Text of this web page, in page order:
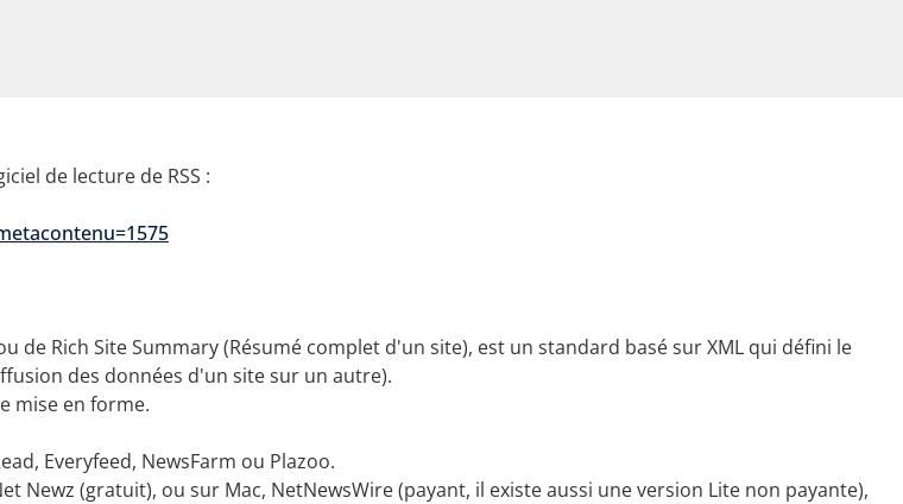
de lecture de RSS :
de Rich Site Summary (Résumé complet d'un site), est un standard basé sur XML qui défini le
des données d'un site sur un autre).
mise en forme.
Everyfeed, NewsFarm ou Plazoo.
Newz (gratuit), ou sur Mac, NetNewsWire (payant, il existe aussi une version Lite non payante),